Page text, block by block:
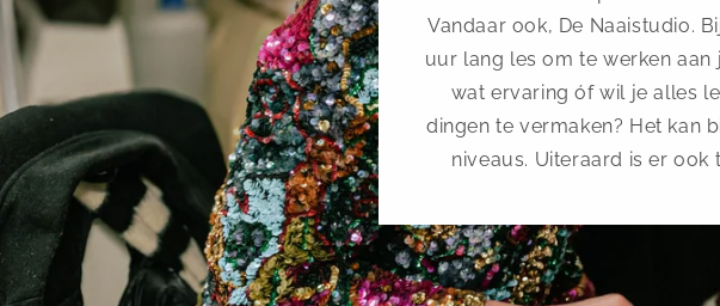
Vandaar ook, De Naaistudio.
uur lang les om te werken
wat ervaring óf wil je alles
dingen te vermaken? Het kan
niveaus. Uiteraard is er